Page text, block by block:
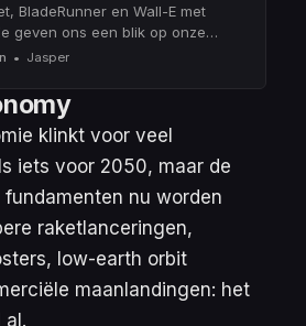
BladeRunner en Wall-E met
geven ons een blik op onze
waarin (autonome) robots
Jasper
klinkt voor veel
iets voor 2050, maar de
nu worden
raketlanceringen,
low-earth orbit
maanlandingen: het
al.